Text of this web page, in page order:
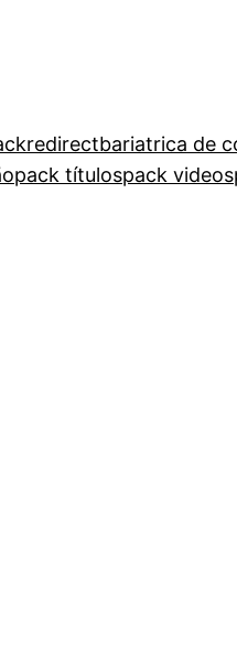
bariatrica de
pack títulospack videos